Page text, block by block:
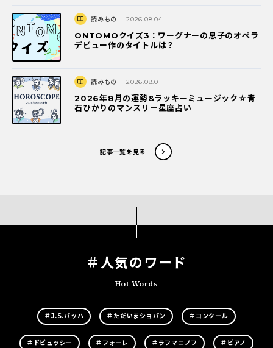
読みもの 2026.08.04
ONTOMOクイズ3：ワーグナーの息子のオペラ
デビュー作のタイトルは？
読みもの 2026.08.01
2026年8月の運勢&ラッキーミュージック☆青
石ひかりのマンスリー星座占い
記事一覧を見る
＃人気のワード
Hot Words
＃J.S.バッハ ＃ただいまショパン ＃コンクール
＃ドビュッシー ＃フォーレ ＃ラフマニノフ ＃ピアノ